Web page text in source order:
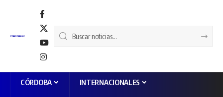
CÓRDOBA INTERNACIONALES